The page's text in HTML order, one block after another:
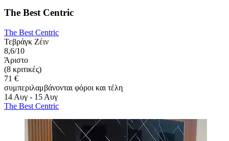
The Best Centric
The Best Centric
Τεβράγκ Ζέιν
8,6/10
Άριστο
(8 κριτικές)
71 €
συμπεριλαμβάνονται φόροι και τέλη
14 Αυγ - 15 Αυγ
The Best Centric